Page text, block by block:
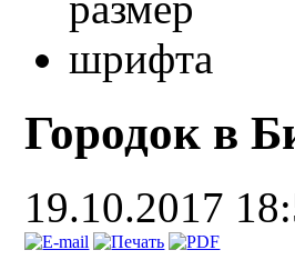
Городок в
19.10.2017